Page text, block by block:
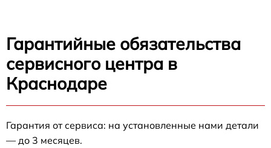
Гарантийные обязательства
сервисного центра в
Краснодаре
Гарантия от сервиса: на установленные нами детали
— до 3 месяцев.